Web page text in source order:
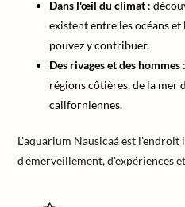
Dans l'œil du climat :
existent entre les océans
pouvez y contribuer.
Des rivages et des hommes
régions côtières, de la mer
californiennes.
L'aquarium Nausicaá est
d'émerveillement, d'expériences